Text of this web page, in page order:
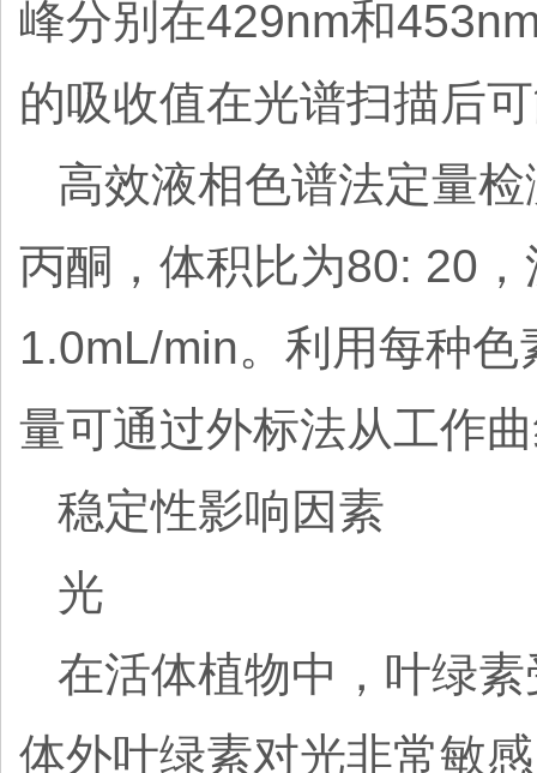
峰分别在429nm和
的吸收值在光谱扫描后
高效液相色谱法定量
丙酮，体积比为80: 20
1.0mL/min。利用每种
量可通过外标法从工作
稳定性影响因素
光
在活体植物中，叶绿
体外叶绿素对光非常敏